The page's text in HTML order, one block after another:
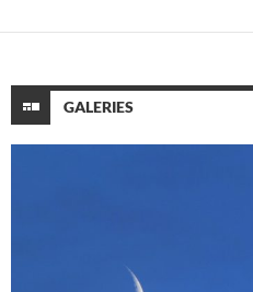
GALERIES